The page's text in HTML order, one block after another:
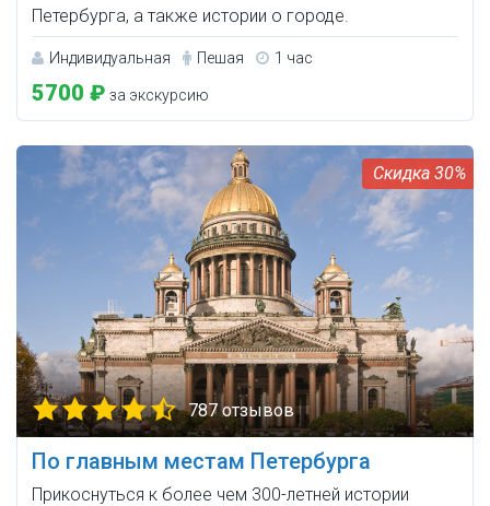
Петербурга, а также истории о городе.
Индивидуальная Пешая 1 час
5700 ₽ за экскурсию
30%
787 отзывов
По главным местам Петербурга
Прикоснуться к более чем 300-летней истории